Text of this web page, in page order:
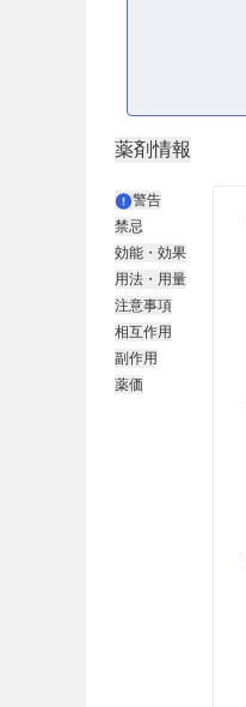
薬剤情報
警告
禁忌
効能・効果
用法・用量
注意事項
相互作用
副作用
薬価